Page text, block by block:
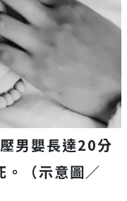
男嬰長達20分
。（示意圖／